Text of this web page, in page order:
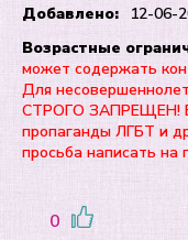
Добавлено:
12-06-
Возрастные
может содержать
Для
СТРОГО ЗАПРЕЩЕН!
пропаганды ЛГБТ и
просьба написать на
0